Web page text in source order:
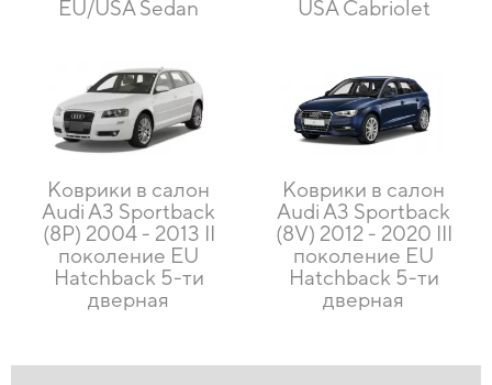
EU/USA Sedan
USA Cabriolet
Коврики в салон
Audi A3 Sportback
(8P) 2004 - 2013 II
поколение EU
Hatchback 5-ти
дверная
Коврики в салон
Audi A3 Sportback
(8V) 2012 - 2020 III
поколение EU
Hatchback 5-ти
дверная